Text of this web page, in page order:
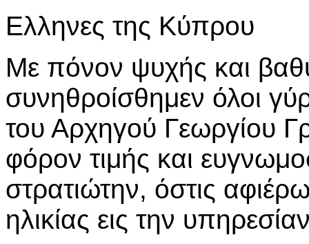
Ελληνες της Κύπρου
Με πόνον ψυχής και
συνηθροίσθημεν όλοι
του Αρχηγού Γεωργίου
φόρον τιμής και
στρατιώτην, όστις
ηλικίας εις την